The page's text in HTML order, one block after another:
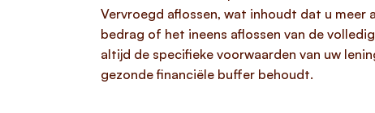
Vervroegd aflossen, wat inhoudt dat u
bedrag of het ineens aflossen van de
altijd de specifieke voorwaarden van uw
gezonde financiële buffer behoudt.